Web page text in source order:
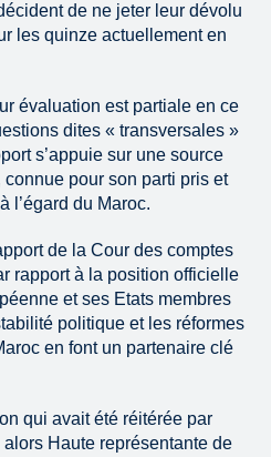
de ne jeter leur dévolu
les quinze actuellement en
évaluation est partiale en ce
dites « transversales »
s’appuie sur une source
pour son parti pris et
l’égard du Maroc.
de la Cour des comptes
rapport à la position officielle
et ses Etats membres
politique et les réformes
en font un partenaire clé
qui avait été réitérée par
Haute représentante de